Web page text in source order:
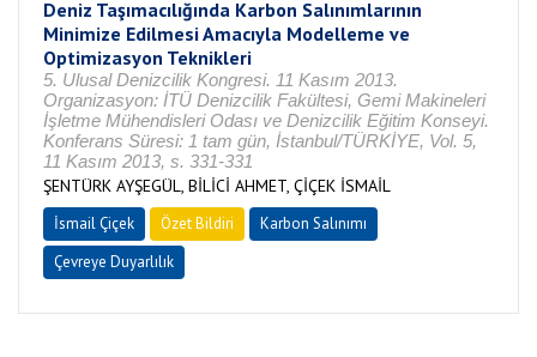
Deniz Taşımacılığında Karbon Salınımlarının
Minimize Edilmesi Amacıyla Modelleme ve
Optimizasyon Teknikleri
5. Ulusal Denizcilik Kongresi. 11 Kasım 2013.
Organizasyon: İTÜ Denizcilik Fakültesi, Gemi Makineleri
İşletme Mühendisleri Odası ve Denizcilik Eğitim Konseyi.
Konferans Süresi: 1 tam gün, İstanbul/TÜRKİYE, Vol. 5,
11 Kasım 2013, s. 331-331
ŞENTÜRK AYŞEGÜL, BİLİCİ AHMET, ÇİÇEK İSMAİL
İsmail Çiçek Özet Bildiri
Karbon Salınımı
Çevreye Duyarlılık